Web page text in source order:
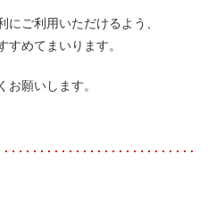
ご利用いただけるよう、
すめてまいります。
お願いします。